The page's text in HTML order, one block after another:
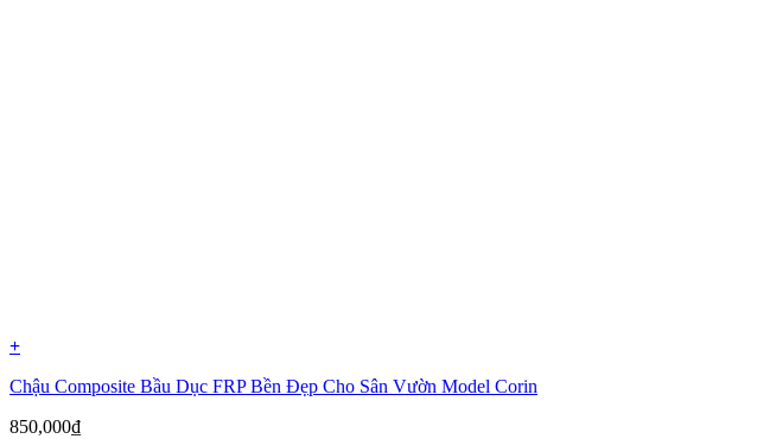
+
Chậu Composite Bầu Dục FRP Bền Đẹp Cho Sân Vườn Model Corin
850,000₫